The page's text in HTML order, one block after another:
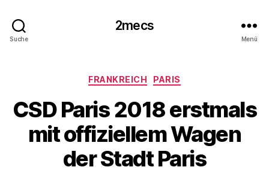
Suche
2mecs
Menü
Kategorien
FRANKREICH PARIS
CSD Paris 2018 erstmals
mit offiziellem Wagen
der Stadt Paris